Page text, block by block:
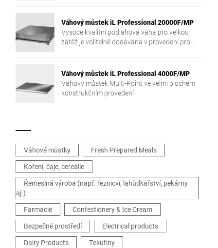
Váhový můstek iL Professional 20000F/MP
Vysoce kvalitní podlahová váha pro velkou
zátěž je volitelně dodávána v provedení pro
Váhový můstek iL Professional 4000F/MP
Váhový můstek Multi-Point ve velmi plochém
konstrukčním provedení
Váhové můstky
Fresh Prepared Meals
Koření, čaje, cereálie
Řemeslná výroba (např. řeznicví, lahůdkářství, pekárny
aj.)
Farmacie
Confectionery & Ice Cream
Bezpečné prostředí
Electrical products
Dairy Products
Tekutiny